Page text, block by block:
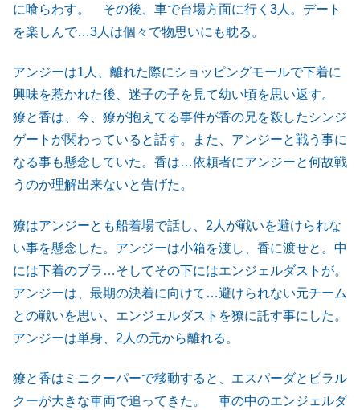
に喰らわす。 その後、車で台場方面に行く3人。デート
を楽しんで…3人は個々で物思いにも耽る。
アンジーは1人、離れた際にショッピングモールで下着に
興味を惹かれた後、迷子の子を見て幼い頃を思い返す。
獠と香は、今、獠が抱えてる事件が香の兄を殺したシンジ
ゲートが関わっていると話す。また、アンジーと戦う事に
なる事も懸念していた。香は…依頼者にアンジーと何故戦
うのか理解出来ないと告げた。
獠はアンジーとも船着場で話し、2人が戦いを避けられな
い事を懸念した。アンジーは小箱を渡し、香に渡せと。中
には下着のブラ…そしてその下にはエンジェルダストが。
アンジーは、最期の決着に向けて…避けられない元チーム
との戦いを思い、エンジェルダストを獠に託す事にした。
アンジーは単身、2人の元から離れる。
獠と香はミニクーパーで移動すると、エスパーダとピラル
クーが大きな車両で追ってきた。 車の中のエンジェルダ